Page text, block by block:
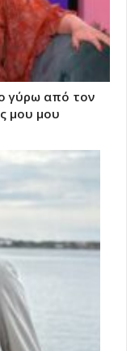
γύρω από τον
μου μου